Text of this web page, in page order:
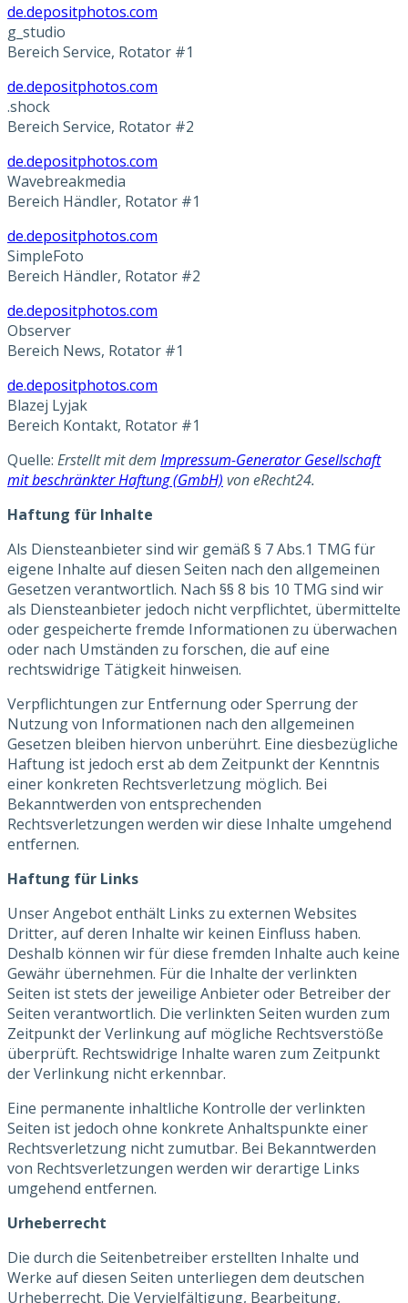
de.depositphotos.com
g_studio
Bereich Service, Rotator #1
de.depositphotos.com
.shock
Bereich Service, Rotator #2
de.depositphotos.com
Wavebreakmedia
Bereich Händler, Rotator #1
de.depositphotos.com
SimpleFoto
Bereich Händler, Rotator #2
de.depositphotos.com
Observer
Bereich News, Rotator #1
de.depositphotos.com
Blazej Lyjak
Bereich Kontakt, Rotator #1
Quelle: Erstellt mit dem Impressum-Generator Gesellschaft
mit beschränkter Haftung (GmbH) von eRecht24.
Haftung für Inhalte
Als Diensteanbieter sind wir gemäß § 7 Abs.1 TMG für
eigene Inhalte auf diesen Seiten nach den allgemeinen
Gesetzen verantwortlich. Nach §§ 8 bis 10 TMG sind wir
als Diensteanbieter jedoch nicht verpflichtet, übermittelte
oder gespeicherte fremde Informationen zu überwachen
oder nach Umständen zu forschen, die auf eine
rechtswidrige Tätigkeit hinweisen.
Verpflichtungen zur Entfernung oder Sperrung der
Nutzung von Informationen nach den allgemeinen
Gesetzen bleiben hiervon unberührt. Eine diesbezügliche
Haftung ist jedoch erst ab dem Zeitpunkt der Kenntnis
einer konkreten Rechtsverletzung möglich. Bei
Bekanntwerden von entsprechenden
Rechtsverletzungen werden wir diese Inhalte umgehend
entfernen.
Haftung für Links
Unser Angebot enthält Links zu externen Websites
Dritter, auf deren Inhalte wir keinen Einfluss haben.
Deshalb können wir für diese fremden Inhalte auch keine
Gewähr übernehmen. Für die Inhalte der verlinkten
Seiten ist stets der jeweilige Anbieter oder Betreiber der
Seiten verantwortlich. Die verlinkten Seiten wurden zum
Zeitpunkt der Verlinkung auf mögliche Rechtsverstöße
überprüft. Rechtswidrige Inhalte waren zum Zeitpunkt
der Verlinkung nicht erkennbar.
Eine permanente inhaltliche Kontrolle der verlinkten
Seiten ist jedoch ohne konkrete Anhaltspunkte einer
Rechtsverletzung nicht zumutbar. Bei Bekanntwerden
von Rechtsverletzungen werden wir derartige Links
umgehend entfernen.
Urheberrecht
Die durch die Seitenbetreiber erstellten Inhalte und
Werke auf diesen Seiten unterliegen dem deutschen
Urheberrecht. Die Vervielfältigung, Bearbeitung,